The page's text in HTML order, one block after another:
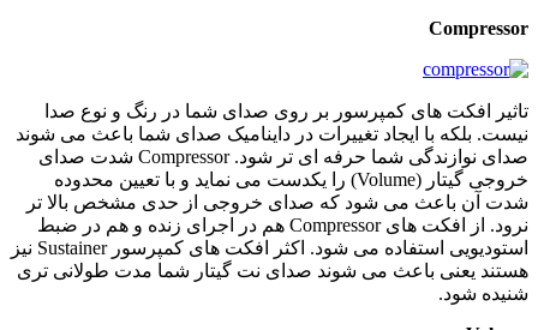
Compressor
تاثیر افکت های کمپرسور بر روی صدای شما در رنگ و نوع صدا
نیست. بلکه با ایجاد تغییرات در داینامیک صدای شما باعث می شوند
صدای نوازندگی شما حرفه ای تر شود. Compressor شدت صدای
خروجی گیتار (Volume) را یکدست می نماید و با تعیین محدوده
شدت آن باعث می شود که صدای خروجی از حدی مشخص بالا تر
نرود. از افکت های Compressor هم در اجرای زنده و هم در ضبط
استودیویی استفاده می شود. اکثر افکت های کمپرسور Sustainer نیز
هستند یعنی باعث می شوند صدای نت گیتار شما مدت طولانی تری
شنیده شود.